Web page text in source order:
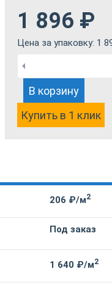
1 896 ₽
Цена за упаковку: 1
В корзину
Купить в 1 клик
206 ₽/м2
Под заказ
1 640 ₽/м2